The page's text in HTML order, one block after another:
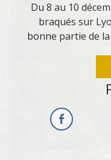
Du 8 au 10
braqués sur
bonne partie de